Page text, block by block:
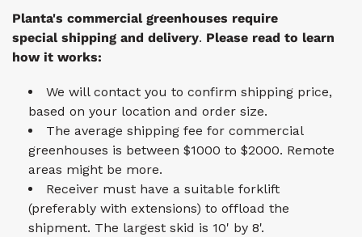
Planta's commercial greenhouses require
special shipping and delivery. Please read to learn
how it works:
We will contact you to confirm shipping price,
based on your location and order size.
The average shipping fee for commercial
greenhouses is between $1000 to $2000. Remote
areas might be more.
Receiver must have a suitable forklift
(preferably with extensions) to offload the
shipment. The largest skid is 10' by 8'.